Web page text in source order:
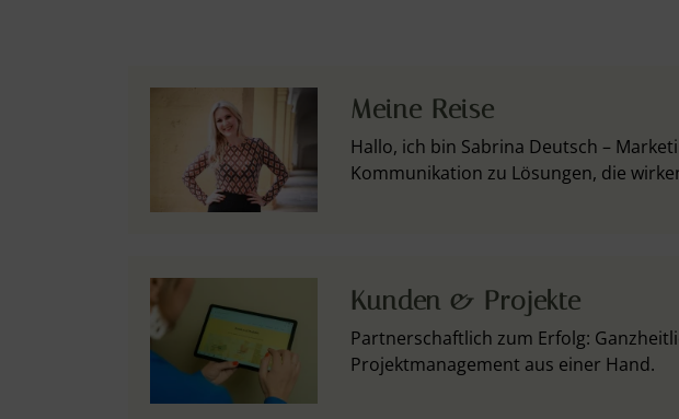
Meine Reise
Hallo, ich bin Sabrina Deutsch –
Kommunikation zu Lösungen, die
Kunden & Projekte
Partnerschaftlich zum Erfolg:
Projektmanagement aus einer Hand.